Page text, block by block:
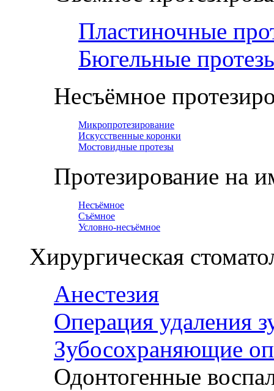
Пластиночные
Бюгельные
Несъёмное
Микропротезирование
Искусственные коронки
Мостовидные протезы
Протезирование на
Несъёмное
Съёмное
Условно-несъёмное
Хирургическая
Анестезия
Операция удаления
Зубосохраняющие
Одонтогенные